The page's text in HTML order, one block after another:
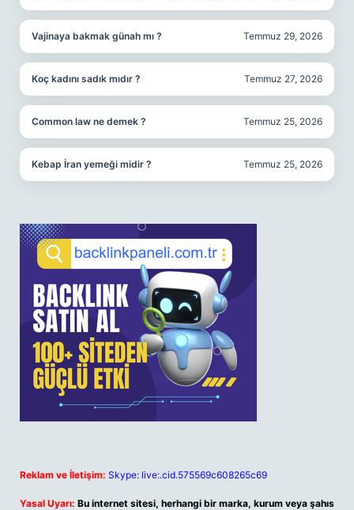
Vajinaya bakmak günah mı ? Temmuz 29, 2026
Koç kadını sadık mıdır ? Temmuz 27, 2026
Common law ne demek ? Temmuz 25, 2026
Kebap İran yemeği midir ? Temmuz 25, 2026
Reklam ve İletişim: Skype: live:.cid.575569c608265c69
Yasal Uyarı: Bu internet sitesi, herhangi bir marka, kurum veya şahıs